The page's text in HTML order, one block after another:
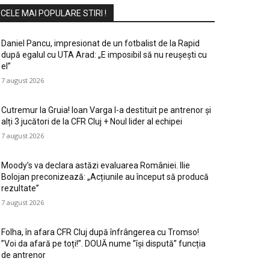
CELE MAI POPULARE STIRI !
Daniel Pancu, impresionat de un fotbalist de la Rapid
după egalul cu UTA Arad: „E imposibil să nu reușești cu
el”
7 august 2026
Cutremur la Gruia! Ioan Varga l-a destituit pe antrenor și
alți 3 jucători de la CFR Cluj + Noul lider al echipei
7 august 2026
Moody’s va declara astăzi evaluarea României. Ilie
Bolojan preconizează: „Acțiunile au început să producă
rezultate”
7 august 2026
Folha, în afara CFR Cluj după înfrângerea cu Tromso!
”Voi da afară pe toți!”. DOUĂ nume ”își dispută” funcția
de antrenor